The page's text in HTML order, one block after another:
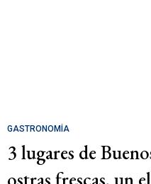
GASTRONOMÍA
3 lugares de